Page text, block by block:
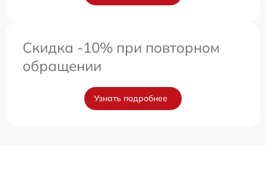
Скидка -10% при повторном
обращении
Узнать подробнее